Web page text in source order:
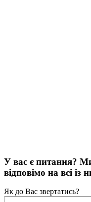
У вас є питання?
відповімо на всі із
Як до Вас звертатись?